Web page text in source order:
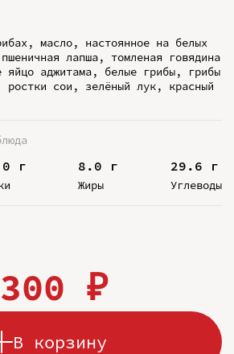
масло, настоянное на белых
лапша, томленая говядина
яйцо аджитама, белые грибы, грибы
ростки сои, зелёный лук, красный
г 8.0 г
Жиры
29.6 г
Углеводы
300 ₽
В корзину